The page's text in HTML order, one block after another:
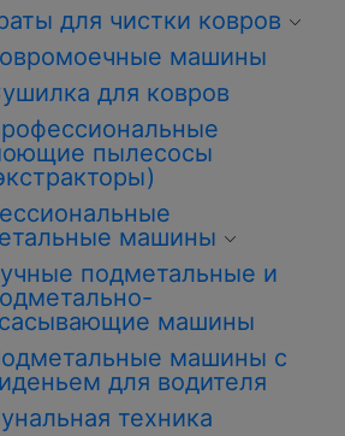
для чистки ковров
машины
для ковров
пылесосы
машины
подметальные и
машины
машины с
для водителя
техника